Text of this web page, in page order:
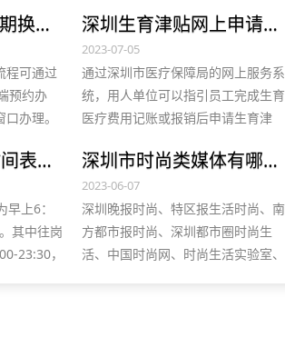
深圳异地身份证到期换证流程，附所需材料
程可通过
预约办
办理。
；未满
材料。
深圳生育津贴网上申请指南，操作流程图解
2023-07-05
通过深圳市医疗保障局的网上服务系
统，用人单位可以指引员工完成生育
医疗费用记账或报销后申请生育津
息、选择申请项目、确认津贴金额等
步骤，最后等待审核结果。
深圳14号线运营时间表，最新线路图及开通时间
上6：
其中往岗
23:30，
深圳市时尚类媒体有哪些？可参加活动能发稿的媒体清单
2023-06-07
深圳晚报时尚、特区报生活时尚、南
方都市报时尚、深圳都市圈时尚生
活、中国时尚网、时尚生活实验室、